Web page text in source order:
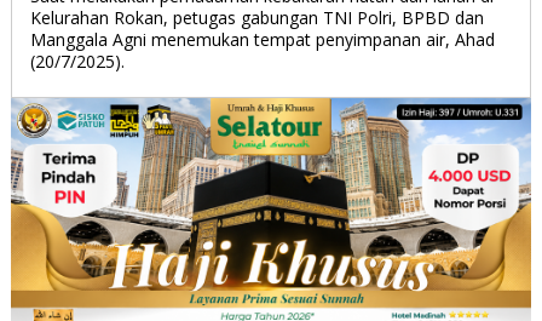
Kelurahan Rokan, petugas gabungan TNI Polri, BPBD dan
Manggala Agni menemukan tempat penyimpanan air, Ahad
(20/7/2025).